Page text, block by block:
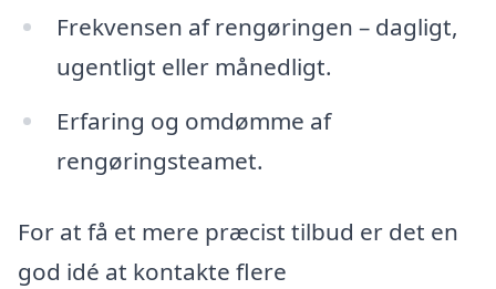
Frekvensen af rengøringen – dagligt,
ugentligt eller månedligt.
Erfaring og omdømme af
rengøringsteamet.
For at få et mere præcist tilbud er det en
god idé at kontakte flere